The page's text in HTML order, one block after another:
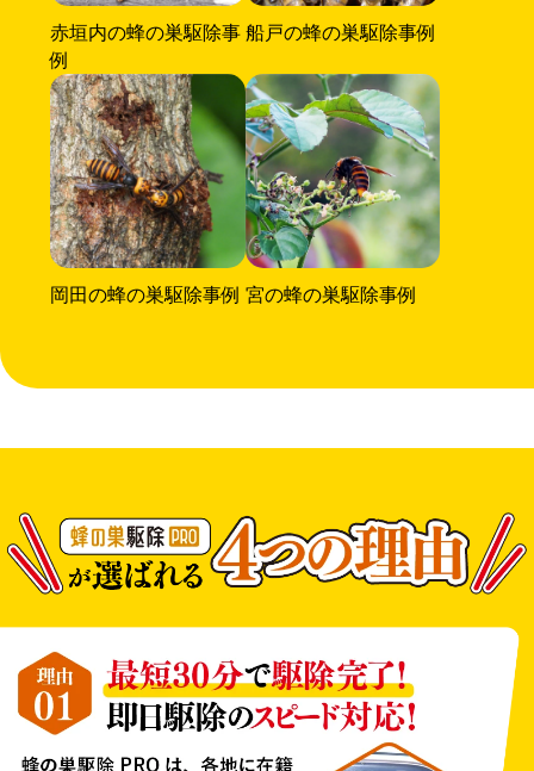
赤垣内の蜂の巣駆除事
例
船戸の蜂の巣駆除事例
岡田の蜂の巣駆除事例 宮の蜂の巣駆除事例